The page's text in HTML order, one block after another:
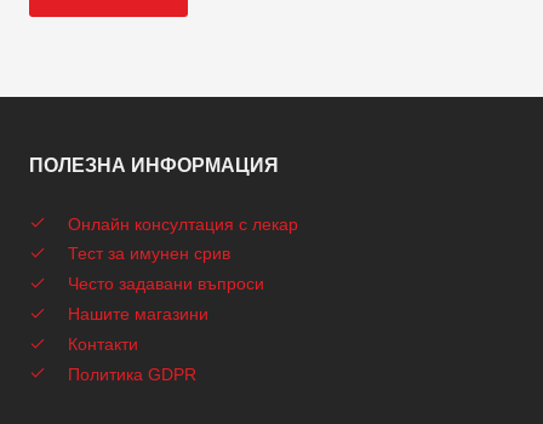
ПОЛЕЗНА ИНФОРМАЦИЯ
Онлайн консултация с лекар
Тест за имунен срив
Често задавани въпроси
Нашите магазини
Контакти
Политика GDPR